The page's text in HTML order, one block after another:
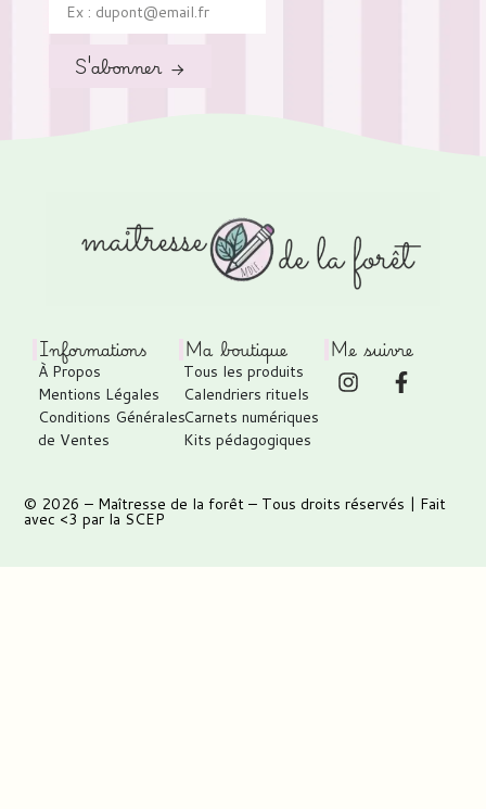
S'abonner →
Informations
À Propos
Mentions Légales
Conditions Générales
de Ventes
Ma boutique
Tous les produits
Calendriers rituels
Carnets numériques
Kits pédagogiques
Me suivre
© 2026 – Maîtresse de la forêt – Tous droits réservés | Fait
avec <3 par la SCEP